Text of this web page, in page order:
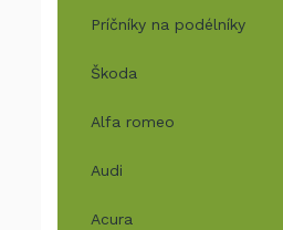
Príčníky na podélníky
Škoda
Alfa romeo
Audi
Acura